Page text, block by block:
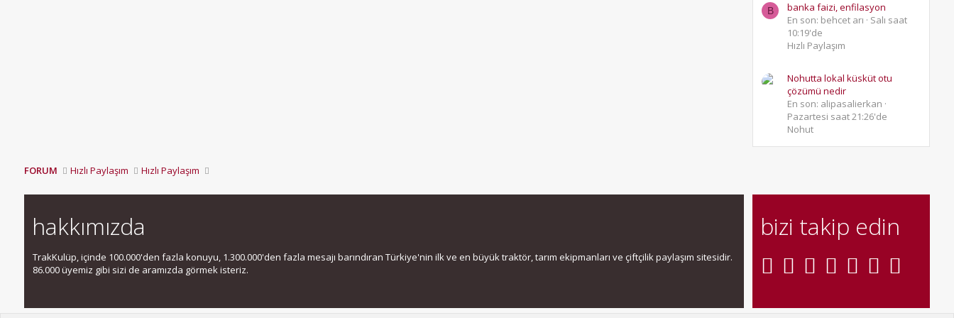
B
banka faizi, enfilasyon
En son: behcet arı
Salı saat
10:19'de
Hızlı Paylaşım
Nohutta lokal küsküt otu
çözümü nedir
En son: alipasalierkan
Pazartesi saat 21:26'de
Nohut
FORUM Hızlı Paylaşım Hızlı Paylaşım
hakkımızda
TrakKulüp, içinde 100.000'den fazla konuyu, 1.300.000'den fazla mesajı barındıran Türkiye'nin ilk ve en büyük traktör, tarım ekipmanları ve çiftçilik paylaşım sitesidir.
86.000 üyemiz gibi sizi de aramızda görmek isteriz.
bizi takip edin